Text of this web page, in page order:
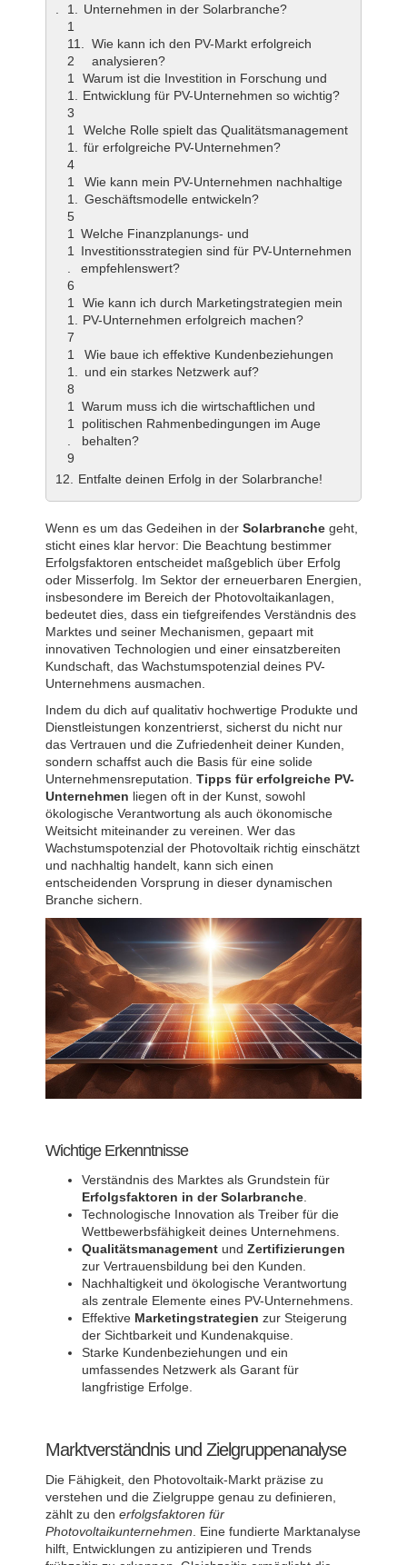
Unternehmen in der Solarbranche?
Wie kann ich den PV-Markt erfolgreich
analysieren?
Warum ist die Investition in Forschung und
Entwicklung für PV-Unternehmen so wichtig?
Welche Rolle spielt das Qualitätsmanagement
für erfolgreiche PV-Unternehmen?
Wie kann mein PV-Unternehmen nachhaltige
Geschäftsmodelle entwickeln?
Welche Finanzplanungs- und
Investitionsstrategien sind für PV-Unternehmen
empfehlenswert?
Wie kann ich durch Marketingstrategien mein
PV-Unternehmen erfolgreich machen?
Wie baue ich effektive Kundenbeziehungen
und ein starkes Netzwerk auf?
Warum muss ich die wirtschaftlichen und
politischen Rahmenbedingungen im Auge
behalten?
Entfalte deinen Erfolg in der Solarbranche!
Wenn es um das Gedeihen in der Solarbranche geht,
sticht eines klar hervor: Die Beachtung bestimmer
Erfolgsfaktoren entscheidet maßgeblich über Erfolg
oder Misserfolg. Im Sektor der erneuerbaren Energien,
insbesondere im Bereich der Photovoltaikanlagen,
bedeutet dies, dass ein tiefgreifendes Verständnis des
Marktes und seiner Mechanismen, gepaart mit
innovativen Technologien und einer einsatzbereiten
Kundschaft, das Wachstumspotenzial deines PV-
Unternehmens ausmachen.
Indem du dich auf qualitativ hochwertige Produkte und
Dienstleistungen konzentrierst, sicherst du nicht nur
das Vertrauen und die Zufriedenheit deiner Kunden,
sondern schaffst auch die Basis für eine solide
Unternehmensreputation. Tipps für erfolgreiche PV-
Unternehmen liegen oft in der Kunst, sowohl
ökologische Verantwortung als auch ökonomische
Weitsicht miteinander zu vereinen. Wer das
Wachstumspotenzial der Photovoltaik richtig einschätzt
und nachhaltig handelt, kann sich einen
entscheidenden Vorsprung in dieser dynamischen
Branche sichern.
Wichtige Erkenntnisse
Verständnis des Marktes als Grundstein für
Erfolgsfaktoren in der Solarbranche
Technologische Innovation als Treiber für die
Wettbewerbsfähigkeit deines Unternehmens.
Qualitätsmanagement und Zertifizierungen
zur Vertrauensbildung bei den Kunden.
Nachhaltigkeit und ökologische Verantwortung
als zentrale Elemente eines PV-Unternehmens.
Effektive Marketingstrategien zur Steigerung
der Sichtbarkeit und Kundenakquise.
Starke Kundenbeziehungen und ein
umfassendes Netzwerk als Garant für
langfristige Erfolge.
Marktverständnis und Zielgruppenanalyse
Die Fähigkeit, den Photovoltaik-Markt präzise zu
verstehen und die Zielgruppe genau zu definieren,
zählt zu den erfolgsfaktoren für
Photovoltaikunternehmen . Eine fundierte Marktanalyse
hilft, Entwicklungen zu antizipieren und Trends